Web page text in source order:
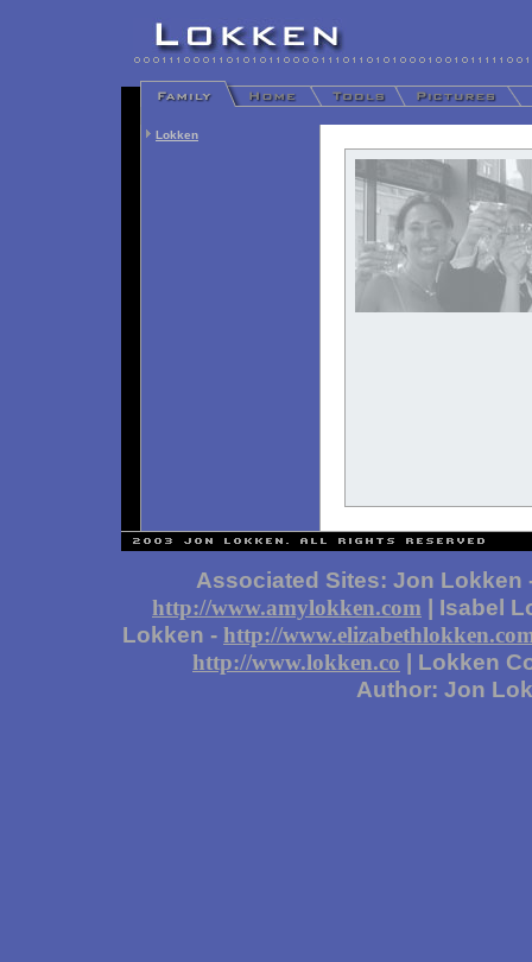
Lokken
Associated Sites: Jon Lokken
http://www.amylokken.com | Isabel
Lokken - http://
http://www.lokken.co | Lokken
Author: Jon